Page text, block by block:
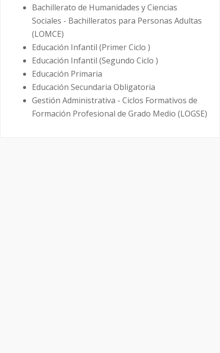
Bachillerato de Humanidades y Ciencias
Sociales - Bachilleratos para Personas Adultas
(LOMCE)
Educación Infantil (Primer Ciclo )
Educación Infantil (Segundo Ciclo )
Educación Primaria
Educación Secundaria Obligatoria
Gestión Administrativa - Ciclos Formativos de
Formación Profesional de Grado Medio (LOGSE)